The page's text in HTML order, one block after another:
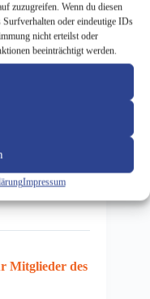
zuzugreifen. Wenn du diesen
oder eindeutige IDs
nicht erteilst oder
beeinträchtigt werden.
Impressum
Mitglieder des